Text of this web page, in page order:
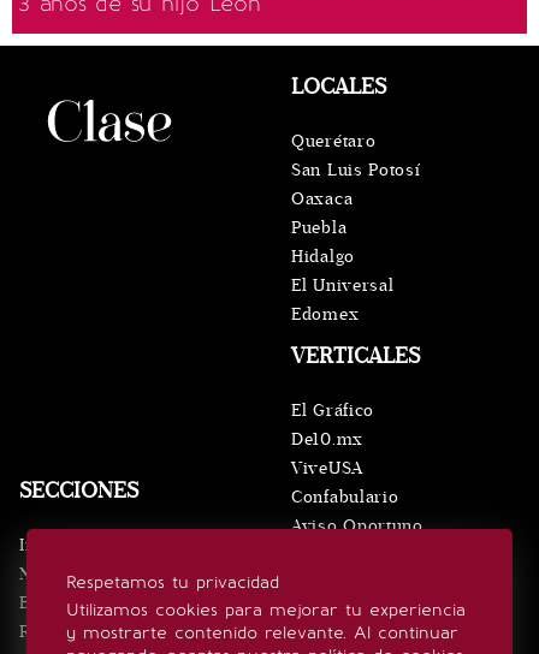
Respetamos tu privacidad
Utilizamos cookies para mejorar tu experiencia
y mostrarte contenido relevante. Al continuar
SECCIONES
Inicio
Noticias
Eventos
Realeza
VERTICALES
El Gráfico
De10.mx
ViveUSA
Confabulario
Aviso Oportuno
LOCALES
Querétaro
San Luis Potosí
Oaxaca
Puebla
Hidalgo
El Universal
Edomex